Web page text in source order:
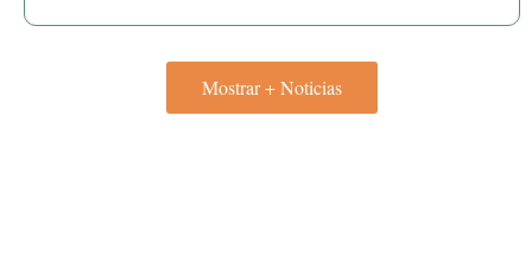
Mostrar + Noticias